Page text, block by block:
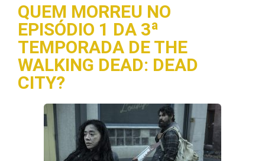
QUEM MORREU NO
EPISÓDIO 1 DA 3ª
TEMPORADA DE THE
WALKING DEAD: DEAD
CITY?